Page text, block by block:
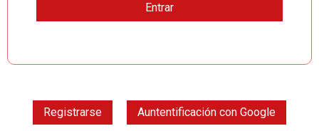
Registrarse Auntentificación con Google